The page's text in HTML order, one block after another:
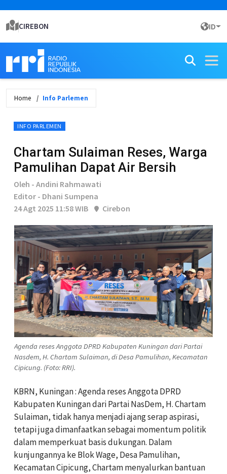
CIREBON ID
Home Info Parlemen
INFO PARLEMEN
Chartam Sulaiman Reses, Warga
Pamulihan Dapat Air Bersih
Oleh - Andini Rahmawati
Editor - Dhani Sumpena
24 Agt 2025 11:58 WIB
Cirebon
Agenda reses Anggota DPRD Kabupaten Kuningan dari Partai
Nasdem, H. Chartam Sulaiman, di Desa Pamulihan, Kecamatan
Cipicung. (Foto: RRI).
KBRN, Kuningan : Agenda reses Anggota DPRD
Kabupaten Kuningan dari Partai NasDem, H. Chartam
Sulaiman, tidak hanya menjadi ajang serap aspirasi,
tetapi juga dimanfaatkan sebagai momentum politik
dalam memperkuat basis dukungan. Dalam
kunjungannya ke Blok Wage, Desa Pamulihan,
Kecamatan Cipicung, Chartam menyalurkan bantuan